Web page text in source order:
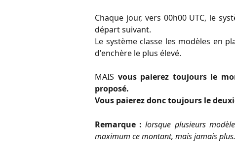
Chaque jour, vers 00h00 UTC, le
départ suivant.
Le système classe les modèles en
d'enchère le plus élevé.
MAIS vous paierez toujours le
proposé.
Vous paierez donc toujours le
Remarque :lorsque plusieurs
maximum ce montant, mais jamais plus.